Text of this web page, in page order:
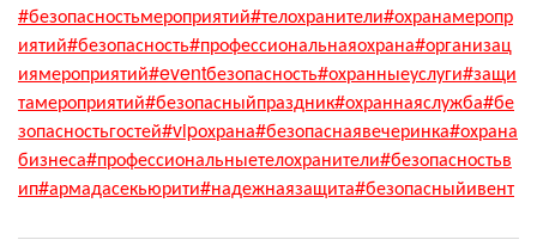
#безопасностьмероприятий#телохранители#охранамеропр
иятий#безопасность#профессиональнаяохрана#организац
иямероприятий#eventбезопасность#охранныеуслуги#защи
тамероприятий#безопасныйпраздник#охраннаяслужба#бе
зопасностьгостей#vipохрана#безопаснаявечеринка#охрана
бизнеса#профессиональныетелохранители#безопасностьв
ип#армадасекьюрити#надежнаязащита#безопасныйивент